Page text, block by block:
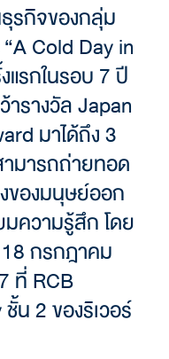
รกิจของกลุ่ม
Cold Day in
รกในรอบ 7 ปี
รางวัล Japan
มาได้ถึง 3
มารถถ่ายทอด
ของมนุษย์ออก
มความรู้สึก โดย
กรกฎาคม
ที่ RCB
น 2 ของริเวอร์